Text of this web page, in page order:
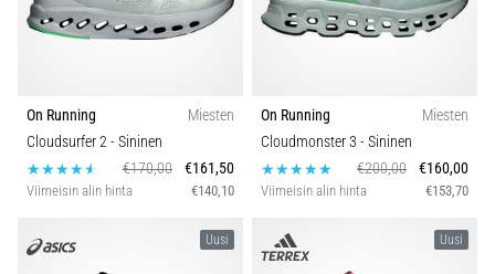
superkompensaatio
parantaa
se
todella…
On Running
Miesten
Cloudsurfer 2- Sininen
€170,00
€161,50
Viimeisin alin hinta €140,10
On Running
Miesten
Cloudmonster 3 - Sininen
€200,00
€160,00
Viimeisin alin hinta €153,70
Uusi Uusi